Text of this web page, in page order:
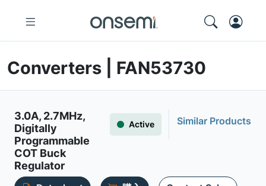
Converters | FAN53730
3.0A, 2.7MHz,
Digitally
Programmable
COT Buck
Regulator
Active Similar Products